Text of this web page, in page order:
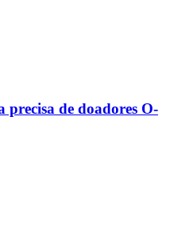
precisa de doadores O-